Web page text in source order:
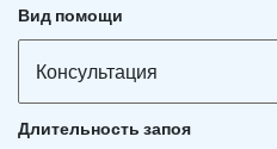
Вид помощи
Консультация
Длительность запоя